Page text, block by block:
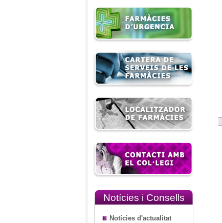
Notícies i Consells
Notícies d'actualitat